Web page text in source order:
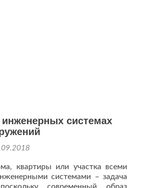
системах
квартиры или участка всеми
системами – задача